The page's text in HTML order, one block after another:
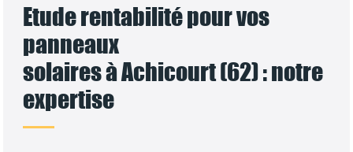
Etude rentabilité pour vos
panneaux
solaires à Achicourt (62) : notre
expertise